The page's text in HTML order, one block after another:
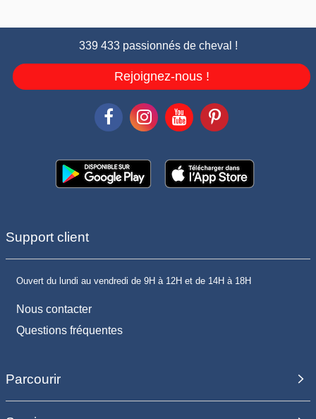
339 433 passionnés de cheval !
Rejoignez-nous !
Support client
Ouvert du lundi au vendredi de 9H à 12H et de 14H à 18H
Nous contacter
Questions fréquentes
Parcourir